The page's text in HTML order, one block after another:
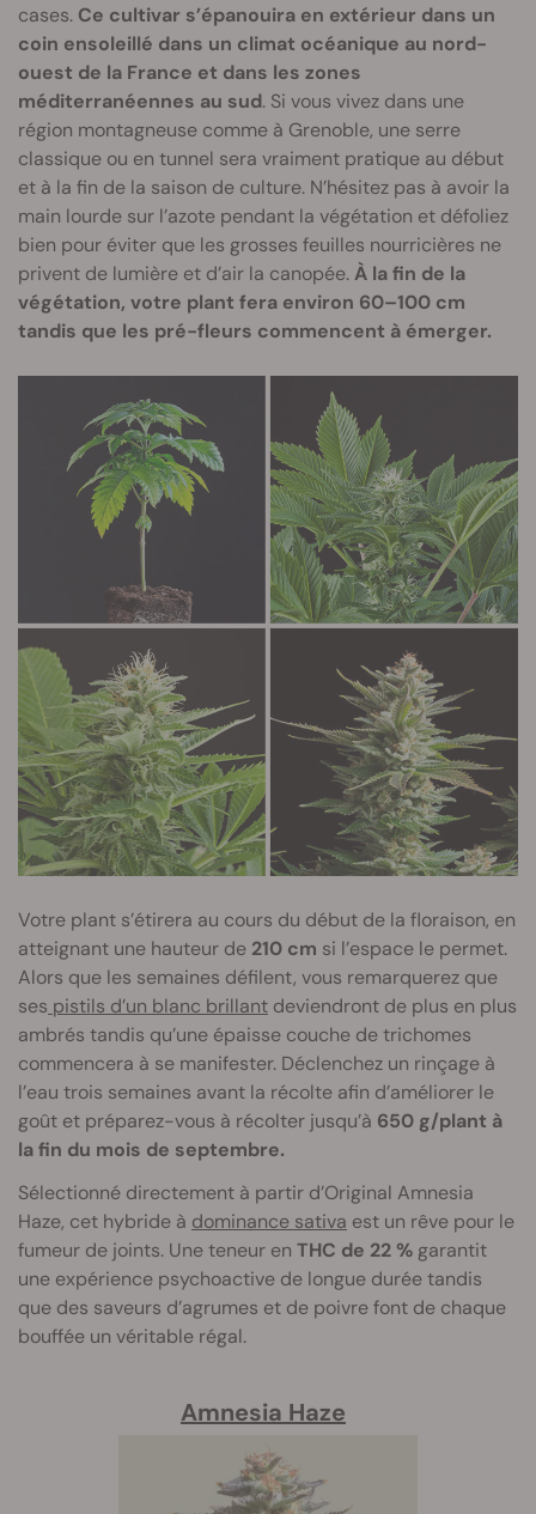
cases. Ce cultivar s’épanouira en extérieur dans un
coin ensoleillé dans un climat océanique au nord-
ouest de la France et dans les zones
méditerranéennes au sud. Si vous vivez dans une
région montagneuse comme à Grenoble, une serre
classique ou en tunnel sera vraiment pratique au début
et à la fin de la saison de culture. N’hésitez pas à avoir la
main lourde sur l’azote pendant la végétation et défoliez
bien pour éviter que les grosses feuilles nourricières ne
privent de lumière et d’air la canopée.À la fin de la
végétation, votre plant fera environ 60–100 cm
tandis que les pré-fleurs commencent à émerger.
Votre plant s’étirera au cours du début de la floraison, en
atteignant une hauteur de 210 cm si l’espace le permet.
Alors que les semaines défilent, vous remarquerez que
ses pistils d’un blanc brillant deviendront de plus en plus
ambrés tandis qu’une épaisse couche de trichomes
commencera à se manifester. Déclenchez un rinçage à
l’eau trois semaines avant la récolte afin d’améliorer le
goût et préparez-vous à récolter jusqu’à 650 g/plant à
la fin du mois de septembre.
Sélectionné directement à partir d’Original Amnesia
Haze, cet hybride à dominance sativa est un rêve pour le
fumeur de joints. Une teneur en THC de 22 % garantit
une expérience psychoactive de longue durée tandis
que des saveurs d’agrumes et de poivre font de chaque
bouffée un véritable régal.
Amnesia Haze